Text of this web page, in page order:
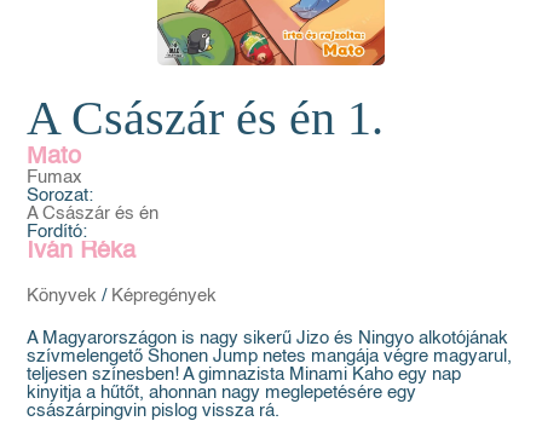
A Császár és én 1.
Mato
Fumax
Sorozat:
A Császár és én
Fordító:
Iván Réka
Könyvek / Képregények
A Magyarországon is nagy sikerű Jizo és Ningyo alkotójának
szívmelengető Shonen Jump netes mangája végre magyarul,
teljesen színesben! A gimnazista Minami Kaho egy nap
kinyitja a hűtőt, ahonnan nagy meglepetésére egy
császárpingvin pislog vissza rá.